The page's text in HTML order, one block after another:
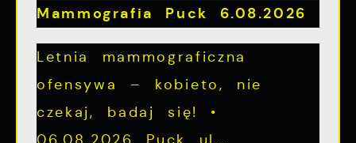
Mammografia Puck 6.08.2026
Letnia mammograficzna
ofensywa – kobieto, nie
czekaj, badaj się! •